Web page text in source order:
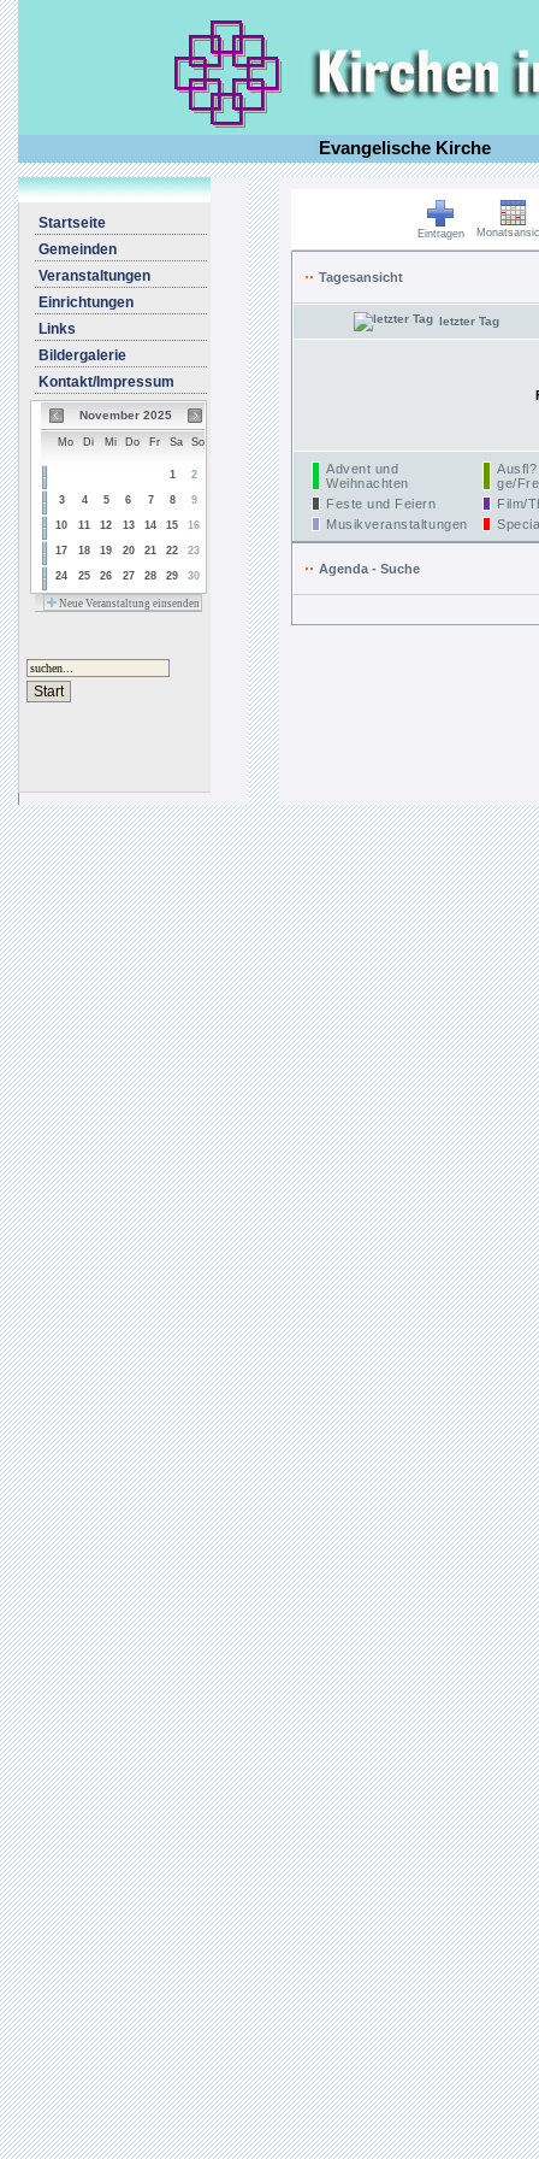
Evangelische Kirche
Startseite
Gemeinden
Veranstaltungen
Einrichtungen
Links
Bildergalerie
Kontakt/Impressum
November 2025
Mo Di Mi Do Fr Sa So
1 2
3 4 5 6 7 8 9
10 11 12 13 14 15 16
17 18 19 20 21 22 23
24 25 26 27 28 29 30
Neue Veranstaltung einsenden
Eintragen
Tagesansicht
letzter Tag
Advent und
Weihnachten
Ausfl?
ge/
Feste und Feiern
Film/
Musikveranstaltungen
Agenda - Suche